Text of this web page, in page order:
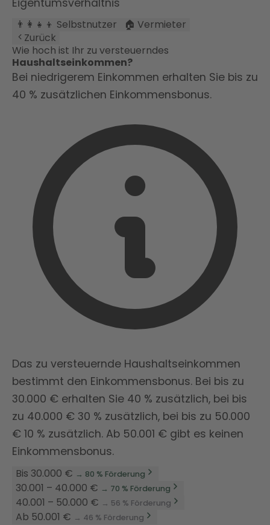
Eigentumsverhältnis
👨‍👩‍👧‍👦 Selbstnutzer
🏠 Vermieter
Zurück
Wie hoch ist Ihr zu versteuerndes
Haushaltseinkommen?
Bei niedrigerem Einkommen erhalten Sie bis zu
40 % zusätzlichen Einkommensbonus.
Das zu versteuernde Haushaltseinkommen
bestimmt den Einkommensbonus. Bei bis zu
30.000 € erhalten Sie 40 % zusätzlich, bei bis
zu 40.000 € 30 % zusätzlich, bei bis zu 50.000
€ 10 % zusätzlich. Ab 50.001 € gibt es keinen
Einkommensbonus.
Bis 30.000 € → 80 % Förderung
30.001 – 40.000 € → 70 % Förderung
40.001 – 50.000 € → 56 % Förderung
Ab 50.001 € → 46 % Förderung